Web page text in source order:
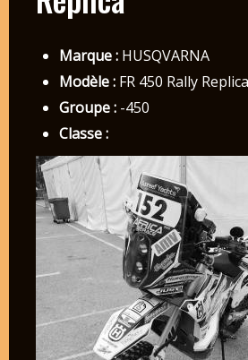
Marque :HUSQVARNA
Modèle :FR 450 Rally Replica
Groupe :-450
Classe :